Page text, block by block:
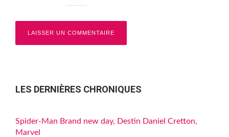
LES DERNIÈRES CHRONIQUES
Spider-Man Brand new day, Destin Daniel Cretton,
Marvel